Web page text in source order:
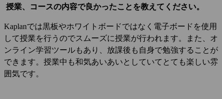
授業、コースの内容で良かったことを教えてください。
Kaplanでは黒板やホワイトボードではなく電子ボードを使用
して授業を行うのでスムーズに授業が行われます。また、オ
ンライン学習ツールもあり、放課後も自身で勉強することが
できます。授業中も和気あいあいとしていてとても楽しい雰
囲気です。